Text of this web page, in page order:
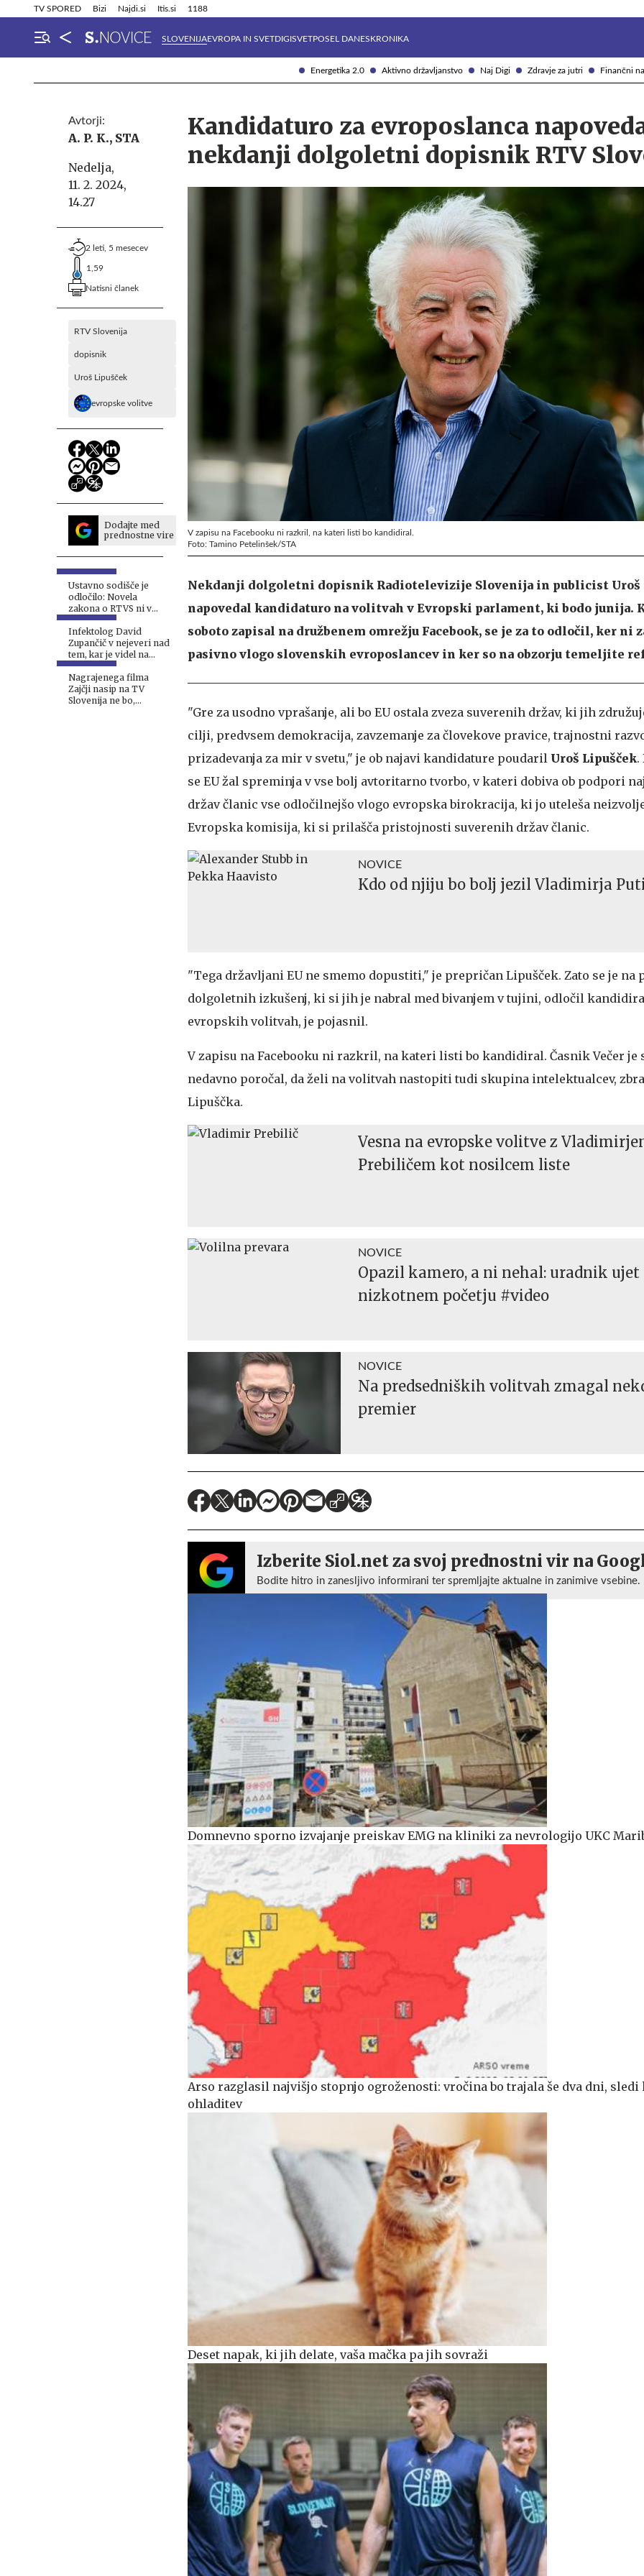
Energetika 2.0 Aktivno državljanstvo Naj Digi Zdravje za jutri Finančni
TV SPORED Bizi Najdi.si Itis.si 1188
SLOVENIJAEVROPA IN SVETDIGISVETPOSEL DANESKRONIKA
Info in obvestila Tehnik
Avtorji:
A. P. K., STA
Nedelja,
11. 2. 2024,
14.27
2 leti, 5 mesecev
1,59
Natisni članek
RTV Slovenija
dopisnik
Uroš Lipušček
evropske volitve
Dodajte med
prednostne vire
Ustavno sodišče je
odločilo: Novela
zakona o RTVS ni v
neskladju z ustavo
Infektolog David
Zupančič v nejeveri nad
tem, kar je videl na
nacionalki: "J...š vse to"
Nagrajenega filma
Zajčji nasip na TV
Slovenija ne bo,
Kandidaturo za evroposlanca
nekdanji dolgoletni dopisnik RTV
V zapisu na Facebooku ni razkril, na kateri listi bo kandidiral.
Foto: Tamino Petelinšek/STA
Nekdanji dolgoletni dopisnik Radiotelevizije Slovenija in publicist Uroš
napovedal kandidaturo na volitvah v Evropski parlament, ki bodo junija.
soboto zapisal na družbenem omrežju Facebook, se je za to odločil, ker ni
pasivno vlogo slovenskih evroposlancev in ker so na obzorju temeljite
"Gre za usodno vprašanje, ali bo EU ostala zveza suverenih držav, ki jih
cilji, predvsem demokracija, zavzemanje za človekove pravice, trajnostni
prizadevanja za mir v svetu," je ob najavi kandidature poudaril Uroš Lipušček.
se EU žal spreminja v vse bolj avtoritarno tvorbo, v kateri dobiva ob podpori
držav članic vse odločilnejšo vlogo evropska birokracija, ki jo uteleša
Evropska komisija, ki si prilašča pristojnosti suverenih držav članic.
NOVICE
Kdo od njiju bo bolj jezil Vladimirja
"Tega državljani EU ne smemo dopustiti," je prepričan Lipušček. Zato se je na
dolgoletnih izkušenj, ki si jih je nabral med bivanjem v tujini, odločil
evropskih volitvah, je pojasnil.
V zapisu na Facebooku ni razkril, na kateri listi bo kandidiral. Časnik Večer je
nedavno poročal, da želi na volitvah nastopiti tudi skupina intelektualcev,
Lipuščka.
Vesna na evropske volitve z
Prebiličem kot nosilcem liste
NOVICE
Opazil kamero, a ni nehal: uradnik
nizkotnem početju #video
NOVICE
Na predsedniških volitvah zmagal
premier
Izberite Siol.net za svoj prednostni vir na
Bodite hitro in zanesljivo informirani ter spremljajte aktualne in zanimive vsebine.
Domnevno sporno izvajanje preiskav EMG na kliniki za nevrologijo UKC
Arso razglasil najvišjo stopnjo ogroženosti: vročina bo trajala še dva dni, sledi
ohladitev
Deset napak, ki jih delate, vaša mačka pa jih sovraži